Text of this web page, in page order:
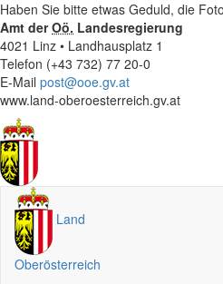
Haben Sie bitte etwas Geduld, die
Amt derOö. Landesregierung
4021 Linz • Landhausplatz 1
Telefon (+43 732) 77 20-0
E-Mail post@ooe.gv.at
www.land-oberoesterreich.gv.at
Land
Oberösterreich